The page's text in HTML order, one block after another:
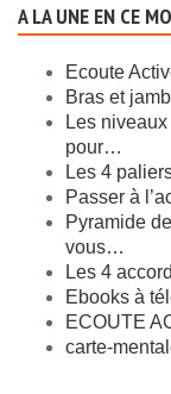
A LA UNE EN CE
Ecoute
Bras et
Les
pour…
Les 4
Passer à
Pyramide
vous…
Les 4
Ebooks à
ECOUTE
carte-